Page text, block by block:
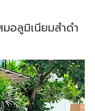
มอลูมิเนียมสำดำ